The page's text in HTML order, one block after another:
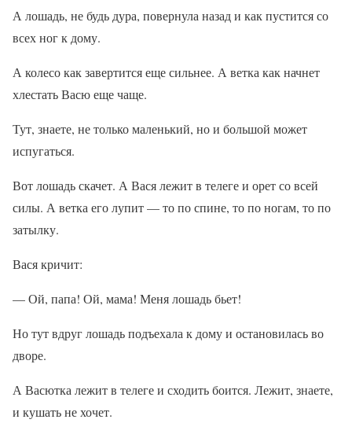
А лошадь, не будь дура, повернула назад и как пустится со
всех ног к дому.
А колесо как завертится еще сильнее. А ветка как начнет
хлестать Васю еще чаще.
Тут, знаете, не только маленький, но и большой может
испугаться.
Вот лошадь скачет. А Вася лежит в телеге и орет со всей
силы. А ветка его лупит — то по спине, то по ногам, то по
затылку.
Вася кричит:
— Ой, папа! Ой, мама! Меня лошадь бьет!
Но тут вдруг лошадь подъехала к дому и остановилась во
дворе.
А Васютка лежит в телеге и сходить боится. Лежит, знаете,
и кушать не хочет.